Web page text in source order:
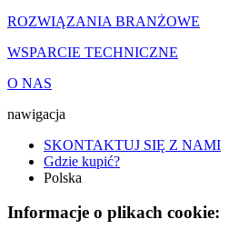
ROZWIĄZANIA BRANŻOWE
WSPARCIE TECHNICZNE
O NAS
nawigacja
SKONTAKTUJ SIĘ Z NAMI
Gdzie kupić?
Polska
Informacje o plikach cookie: